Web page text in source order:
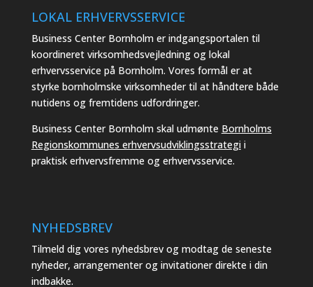
LOKAL ERHVERVSSERVICE
Business Center Bornholm er indgangsportalen til
koordineret virksomhedsvejledning og lokal
erhvervsservice på Bornholm. Vores formål er at
styrke bornholmske virksomheder til at håndtere både
nutidens og fremtidens udfordringer.
Business Center Bornholm skal udmønte Bornholms
Regionskommunes erhvervsudviklingsstrategii
praktisk erhvervsfremme og erhvervsservice.
NYHEDSBREV
Tilmeld dig vores nyhedsbrev og modtag de seneste
nyheder, arrangementer og invitationer direkte i din
indbakke.